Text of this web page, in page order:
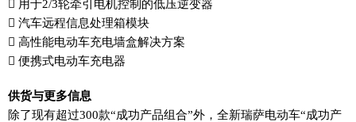
 用于2/3轮牵引电机控制的低压逆变器
 汽车远程信息处理箱模块
 高性能电动车充电墙盒解决方案
 便携式电动车充电器
供货与更多信息
除了现有超过300款“成功产品组合”外，全新瑞萨电动车“成功产